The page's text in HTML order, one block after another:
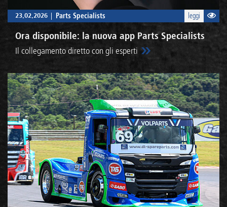
23.02.2026 Parts Specialists leggi
Ora disponibile: la nuova app Parts Specialists
Il collegamento diretto con gli esperti